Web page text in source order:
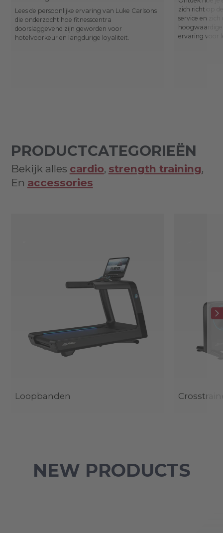
Lees de persoonlijke ervaring van Luke Carlsons
die onderzocht hoe fitnesscentra
doorslaggevend zijn geworden voor
hotelvoorkeur en langdurige loyaliteit.
zich richt op
service en
ervaring voor
PRODUCTCATEGORIEËN
Bekijk alles cardio, strength training,
En accessories
Loopbanden
NEW PRODUCTS